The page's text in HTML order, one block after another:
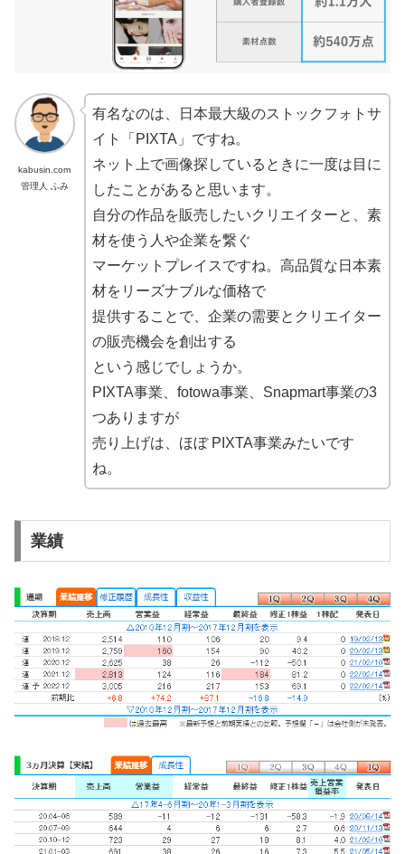
kabusin.com
管理人 ふみ
有名なのは、日本最大級のストックフォトサ
イト「PIXTA」ですね。
ネット上で画像探しているときに一度は目に
したことがあると思います。
自分の作品を販売したいクリエイターと、素
材を使う人や企業を繋ぐ
マーケットプレイスですね。高品質な日本素
材をリーズナブルな価格で
提供することで、企業の需要とクリエイター
の販売機会を創出する
という感じでしょうか。
PIXTA事業、fotowa事業、Snapmart事業の3
つありますが
売り上げは、ほぼ PIXTA事業みたいです
ね。
業績